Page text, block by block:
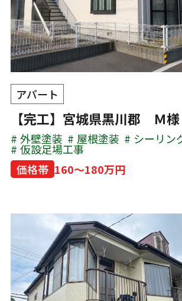
アパート
【完工】宮城県黒川郡 Ｍ様
外壁塗装 屋根塗装 シーリン
仮設足場工事
価格帯 160～180万円